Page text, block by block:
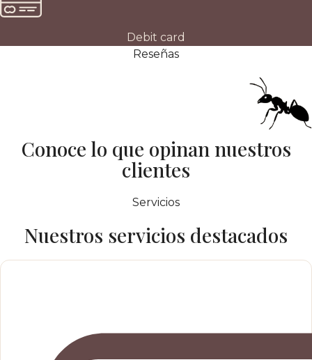
Debit card
Reseñas
Conoce lo que opinan nuestros
clientes
Servicios
Nuestros servicios destacados